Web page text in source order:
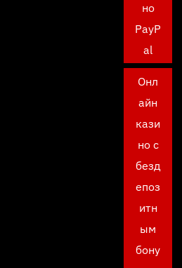
но
PayP
al
Онл
айн
кази
но с
безд
епоз
итн
ым
бону